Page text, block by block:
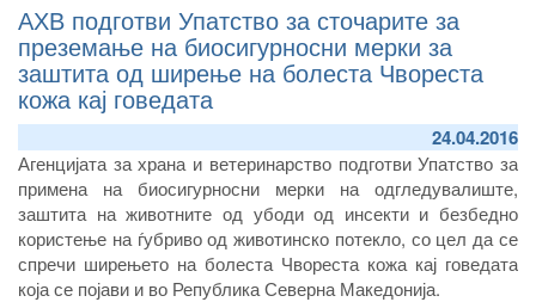
АХВ подготви Упатство за сточарите за
преземање на биосигурносни мерки за
заштита од ширење на болеста Чвореста
кожа кај говедата
24.04.2016
Агенцијата за храна и ветеринарство подготви Упатство за
примена на биосигурносни мерки на одгледувалиште,
заштита на животните од убоди од инсекти и безбедно
користење на ѓубриво од животинско потекло, со цел да се
спречи ширењето на болеста Чвореста кожа кај говедата
која се појави и во Република Северна Македонија.